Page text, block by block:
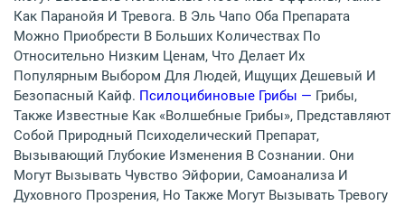
Как Паранойя И Тревога. В Эль Чапо Оба Препарата
Можно Приобрести В Больших Количествах По
Относительно Низким Ценам, Что Делает Их
Популярным Выбором Для Людей, Ищущих Дешевый И
Безопасный Кайф. Псилоцибиновые Грибы — Грибы,
Также Известные Как «волшебные Грибы», Представляют
Собой Природный Психоделический Препарат,
Вызывающий Глубокие Изменения В Сознании. Они
Могут Вызывать Чувство Эйфории, Самоанализа И
Духовного Прозрения, Но Также Могут Вызывать Тревогу